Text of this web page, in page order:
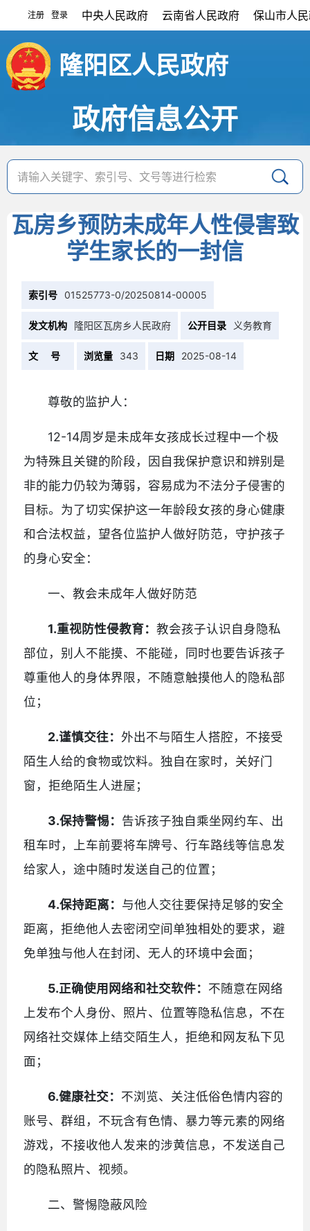
注册 登录 中央人民政府 云南省人民政府 保山市人
隆阳区人民政府
政府信息公开
瓦房乡预防未成年人性侵害致
学生家长的一封信
索引号 01525773-0/20250814-00005
发文机构 隆阳区瓦房乡人民政府 公开目录 义务教育
文 号 浏览量 343 日期 2025-08-14
尊敬的监护人：
12-14周岁是未成年女孩成长过程中一个极
为特殊且关键的阶段，因自我保护意识和辨别是
非的能力仍较为薄弱，容易成为不法分子侵害的
目标。为了切实保护这一年龄段女孩的身心健康
和合法权益，望各位监护人做好防范，守护孩子
的身心安全：
一、教会未成年人做好防范
1.重视防性侵教育：教会孩子认识自身隐私
部位，别人不能摸、不能碰，同时也要告诉孩子
尊重他人的身体界限，不随意触摸他人的隐私部
位；
2.谨慎交往： 外出不与陌生人搭腔，不接受
陌生人给的食物或饮料。独自在家时，关好门
窗，拒绝陌生人进屋；
3.保持警惕： 告诉孩子独自乘坐网约车、出
租车时，上车前要将车牌号、行车路线等信息发
给家人，途中随时发送自己的位置；
4.保持距离： 与他人交往要保持足够的安全
距离，拒绝他人去密闭空间单独相处的要求，避
免单独与他人在封闭、无人的环境中会面；
5.正确使用网络和社交软件： 不随意在网络
上发布个人身份、照片、位置等隐私信息，不在
网络社交媒体上结交陌生人，拒绝和网友私下见
面；
6.健康社交： 不浏览、关注低俗色情内容的
账号、群组，不玩含有色情、暴力等元素的网络
游戏，不接收他人发来的涉黄信息，不发送自己
的隐私照片、视频。
二、警惕隐蔽风险